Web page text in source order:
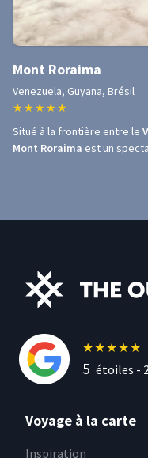
Mont Roraima
Venezuela, Guyana, Brésil
★ ★ ★ ★ ★
Situé à la frontière entre le
Mont Roraima est un
★★★★★
5 étoiles -
Voyage à la carte
Inspiration